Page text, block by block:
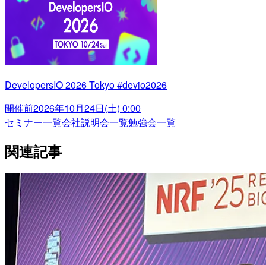
DevelopersIO 2026 Tokyo #devio2026
開催前2026年10月24日(土) 0:00
セミナー一覧会社説明会一覧勉強会一覧
関連記事